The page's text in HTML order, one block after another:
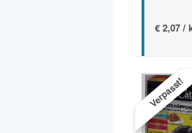
€ 2,07 /
Verpasst!